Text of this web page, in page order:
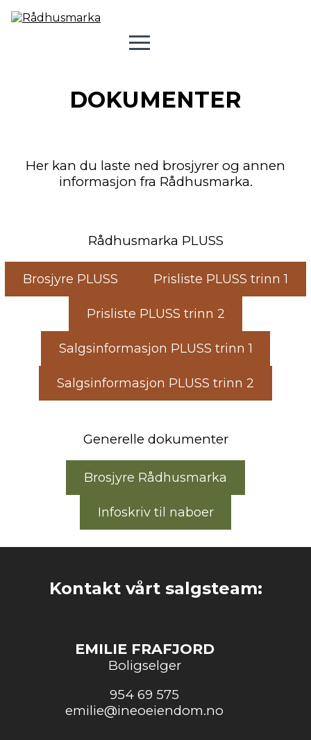
DOKUMENTER
Her kan du laste ned brosjyrer og annen
informasjon fra Rådhusmarka.
Rådhusmarka PLUSS
Brosjyre PLUSS Prisliste PLUSS trinn 1
Prisliste PLUSS trinn 2
Salgsinformasjon PLUSS trinn 1
Salgsinformasjon PLUSS trinn 2
Generelle dokumenter
Brosjyre Rådhusmarka
Infoskriv til naboer
Kontakt vårt salgsteam:
EMILIE FRAFJORD
Boligselger
954 69 575
emilie@ineoeiendom.no